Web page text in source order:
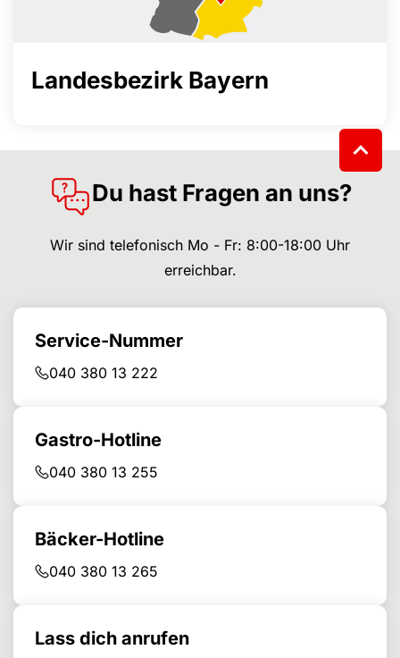
Landesbezirk Bayern
Du hast Fragen an uns?
Wir sind telefonisch Mo - Fr: 8:00-18:00 Uhr
erreichbar.
Service-Nummer
040 380 13 222
Gastro-Hotline
040 380 13 255
Bäcker-Hotline
040 380 13 265
Lass dich anrufen